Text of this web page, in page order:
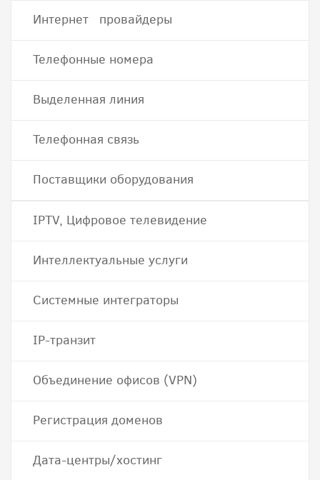
Интернет провайдеры
Телефонные номера
Выделенная линия
Телефонная связь
Поставщики оборудования
IPTV, Цифровое телевидение
Интеллектуальные услуги
Системные интеграторы
IP-транзит
Объединение офисов (VPN)
Регистрация доменов
Дата-центры/хостинг